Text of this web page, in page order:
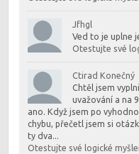
Jfhgl
Ved to je uplne
Otestujte své
Ctirad Konečný
Chtěl jsem
uvažování a na
ano. Když jsem po
chybu, přečetl jsem si
ty dva...
Otestujte své logické